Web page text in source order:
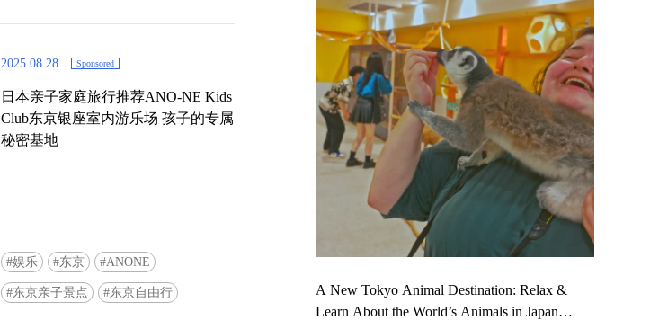
2025.08.28 Sponsored
日本亲子家庭旅行推荐ANO-NE Kids
Club东京银座室内游乐场 孩子的专属
秘密基地
娱乐 东京 ANONE
东京亲子景点 东京自由行
Ready to see TeamLab in Kyoto!? At TeamLab
A New Tokyo Animal Destination: Relax &
Learn About the World’s Animals in Japan